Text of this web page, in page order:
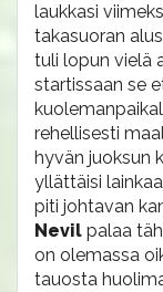
laukkasi
takasuoran
tuli lopun vielä
startissaan se
rehellisesti
hyvän juoksun
yllättäisi
piti johtavan
Nevil palaa
on olemassa
tauosta